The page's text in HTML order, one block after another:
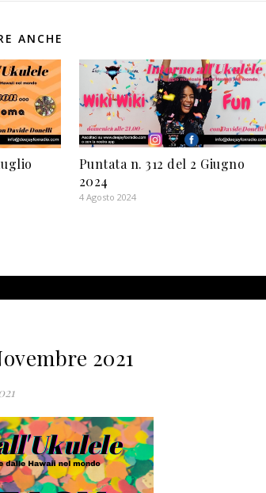
ANCHE
Puntata n. 312 del 2 Giugno
2024
4 Agosto 2024
2021